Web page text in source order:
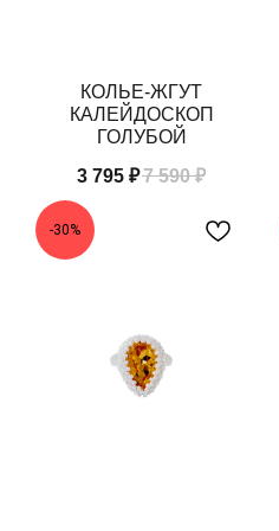
КОЛЬЕ-ЖГУТ
КАЛЕЙДОСКОП
ГОЛУБОЙ
3 795 ₽7 590 ₽
-30%